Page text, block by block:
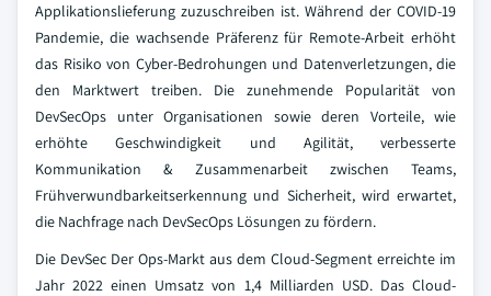
Applikationslieferung zuzuschreiben ist. Während der COVID-19
Pandemie, die wachsende Präferenz für Remote-Arbeit erhöht
das Risiko von Cyber-Bedrohungen und Datenverletzungen, die
den Marktwert treiben. Die zunehmende Popularität von
DevSecOps unter Organisationen sowie deren Vorteile, wie
erhöhte Geschwindigkeit und Agilität, verbesserte
Kommunikation & Zusammenarbeit zwischen Teams,
Frühverwundbarkeitserkennung und Sicherheit, wird erwartet,
die Nachfrage nach DevSecOps Lösungen zu fördern.
Die DevSec Der Ops-Markt aus dem Cloud-Segment erreichte im
Jahr 2022 einen Umsatz von 1,4 Milliarden USD. Das Cloud-